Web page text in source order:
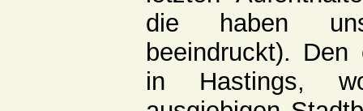
die haben
beeindruckt).
in Hastings,